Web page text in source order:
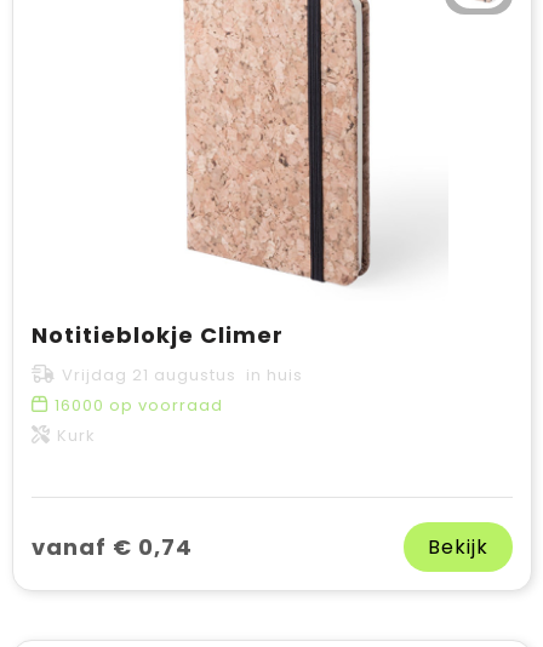
Notitieblokje Climer
Vrijdag 21 augustus in huis
16000 op voorraad
Kurk
vanaf € 0,74 Bekijk